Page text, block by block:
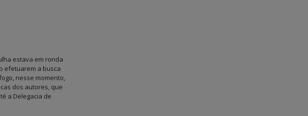
estava em ronda
efetuarem a busca
nesse momento,
dos autores, que
a Delegacia de